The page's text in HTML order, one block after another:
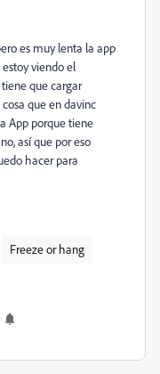
es muy lenta la app
viendo el
que cargar
que en davinc
App porque tiene
así que por eso
hacer para
Freeze or hang